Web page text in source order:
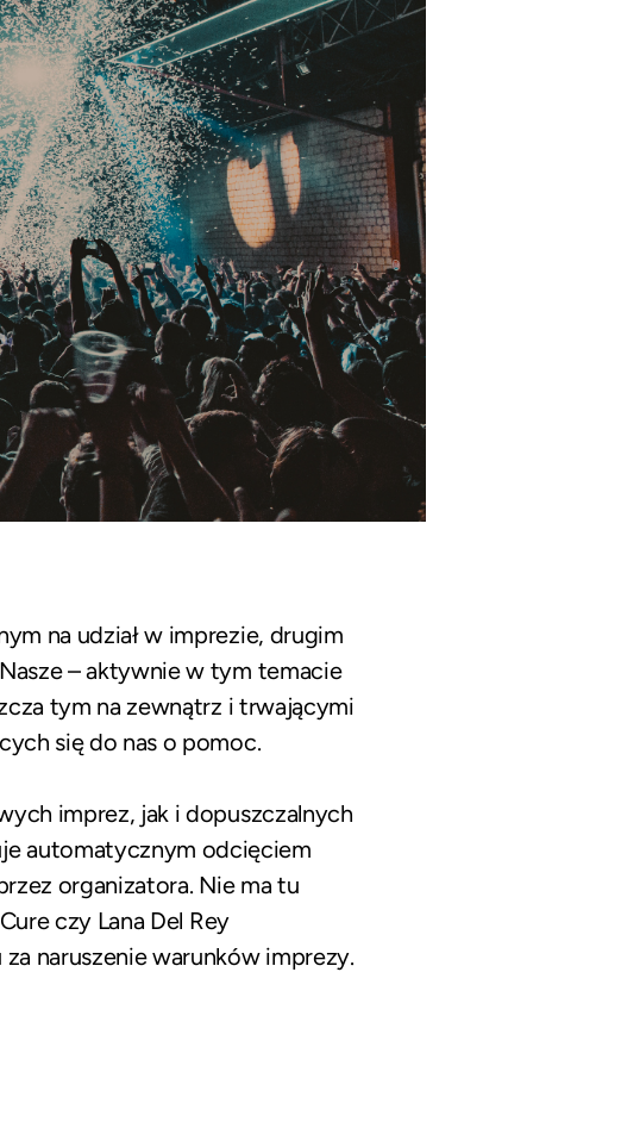
na udział w imprezie, drugim
– aktywnie w tym temacie
tym na zewnątrz i trwającymi
się do nas o pomoc.
imprez, jak i dopuszczalnych
automatycznym odcięciem
organizatora. Nie ma tu
czy Lana Del Rey
naruszenie warunków imprezy.